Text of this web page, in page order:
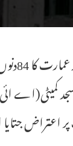
سروے کیاہے۔
جتایا